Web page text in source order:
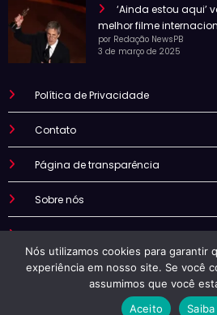
‘Ainda estou aqui’
melhor filme
por Redação NewsPB
3 de março de 2025
Política de Privacidade
Contato
Página de transparência
Sobre nós
Termo de uso
Newspb | Powered By
Nós utilizamos cookies para garantir
experiência em nosso site. Se você
assumimos que você
Aceito